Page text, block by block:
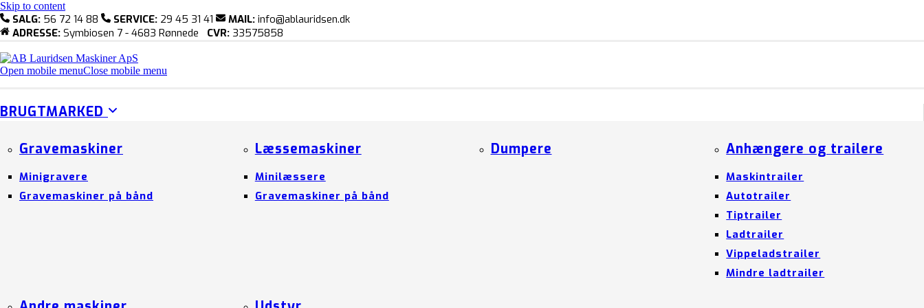
Skip to content
SALG: 56 72 14 88 SERVICE: 29 45 31 41 MAIL: info@ablauridsen.dk
ADRESSE: Symbiosen 7 - 4683 Rønnede CVR: 33575858
Open mobile menuClose mobile menu
BRUGTMARKED
Gravemaskiner
Minigravere
Gravemaskiner på bånd
Læssemaskiner
Minilæssere
Gravemaskiner på bånd
Dumpere Anhængere og trailere
Maskintrailer
Autotrailer
Tiptrailer
Ladtrailer
Vippeladstrailer
Mindre ladtrailer